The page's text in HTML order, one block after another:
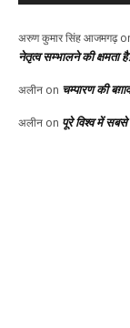
अरुण कुमार सिंह आजमगढ़
नेतृत्व सम्भालने की क्षमता
अलीन on चम्पारण की
अलीन on पूरे विश्व में